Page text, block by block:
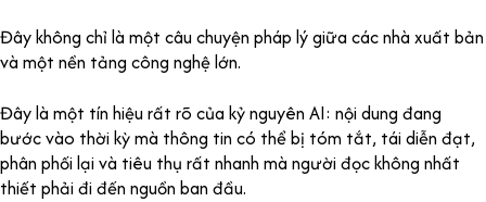
Đây không chỉ là một câu chuyện pháp lý giữa các nhà xuất bản
và một nền tảng công nghệ lớn.
Đây là một tín hiệu rất rõ của kỷ nguyên AI: nội dung đang
bước vào thời kỳ mà thông tin có thể bị tóm tắt, tái diễn đạt,
phân phối lại và tiêu thụ rất nhanh mà người đọc không nhất
thiết phải đi đến nguồn ban đầu.